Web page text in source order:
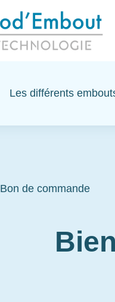
Les différents
Bon de commande